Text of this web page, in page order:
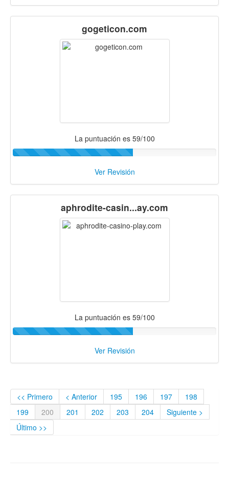
gogeticon.com
La puntuación es 59/100
Ver Revisión
aphrodite-casin...ay.com
La puntuación es 59/100
Ver Revisión
<< Primero < Anterior 195 196 197
198
199
200 201 202 203 204
Siguiente >
Último >>